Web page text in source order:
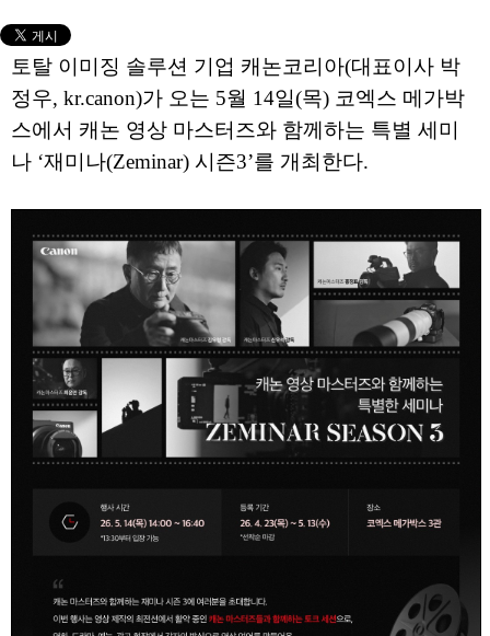
토탈 이미징 솔루션 기업 캐논코리아(대표이사 박
정우, kr.canon)가 오는 5월 14일(목) 코엑스 메가박
스에서 캐논 영상 마스터즈와 함께하는 특별 세미
나 ‘재미나(Zeminar) 시즌3’를 개최한다.